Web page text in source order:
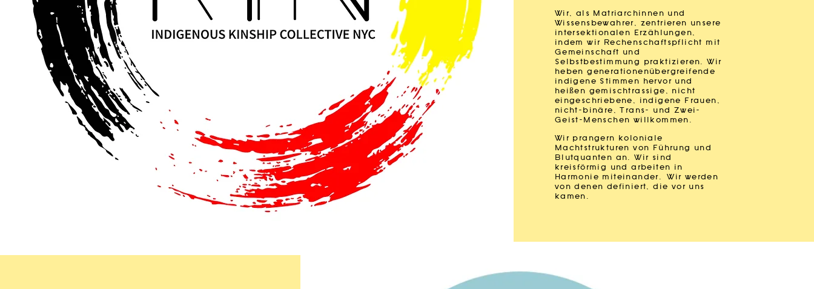
Wir, als Matriarchinnen und
Wissensbewahrer, zentrieren unsere
intersektionalen Erzählungen,
indem wir Rechenschaftspflicht mit
Gemeinschaft und
Selbstbestimmung praktizieren. Wir
heben generationenübergreifende
indigene Stimmen hervor und
heißen gemischtrassige, nicht
eingeschriebene, indigene Frauen,
nicht-binäre, Trans- und Zwei-
Geist-Menschen willkommen.
Wir prangern koloniale
Machtstrukturen von Führung und
Blutquanten an. Wir sind
kreisförmig und arbeiten in
Harmonie miteinander.
Wir werden
von denen definiert, die vor uns
kamen.